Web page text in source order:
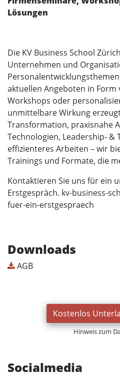
Lösungen
Die KV Business School
Unternehmen und
aktuellen Angeboten in Form
Workshops oder
unmittelbare Wirkung
Transformation, praxisnahe
Technologien, Leadership- &
effizienteres Arbeiten – wir
Trainings und Formate, die
Kontaktieren Sie uns für ein
Erstgespräch. kv-business-
fuer-ein-erstgespraech
Downloads
AGB
Kostenlos
Hinweis zum
Socialmedia